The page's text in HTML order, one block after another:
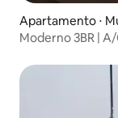
Apartamento ⋅
Moderno 3BR |